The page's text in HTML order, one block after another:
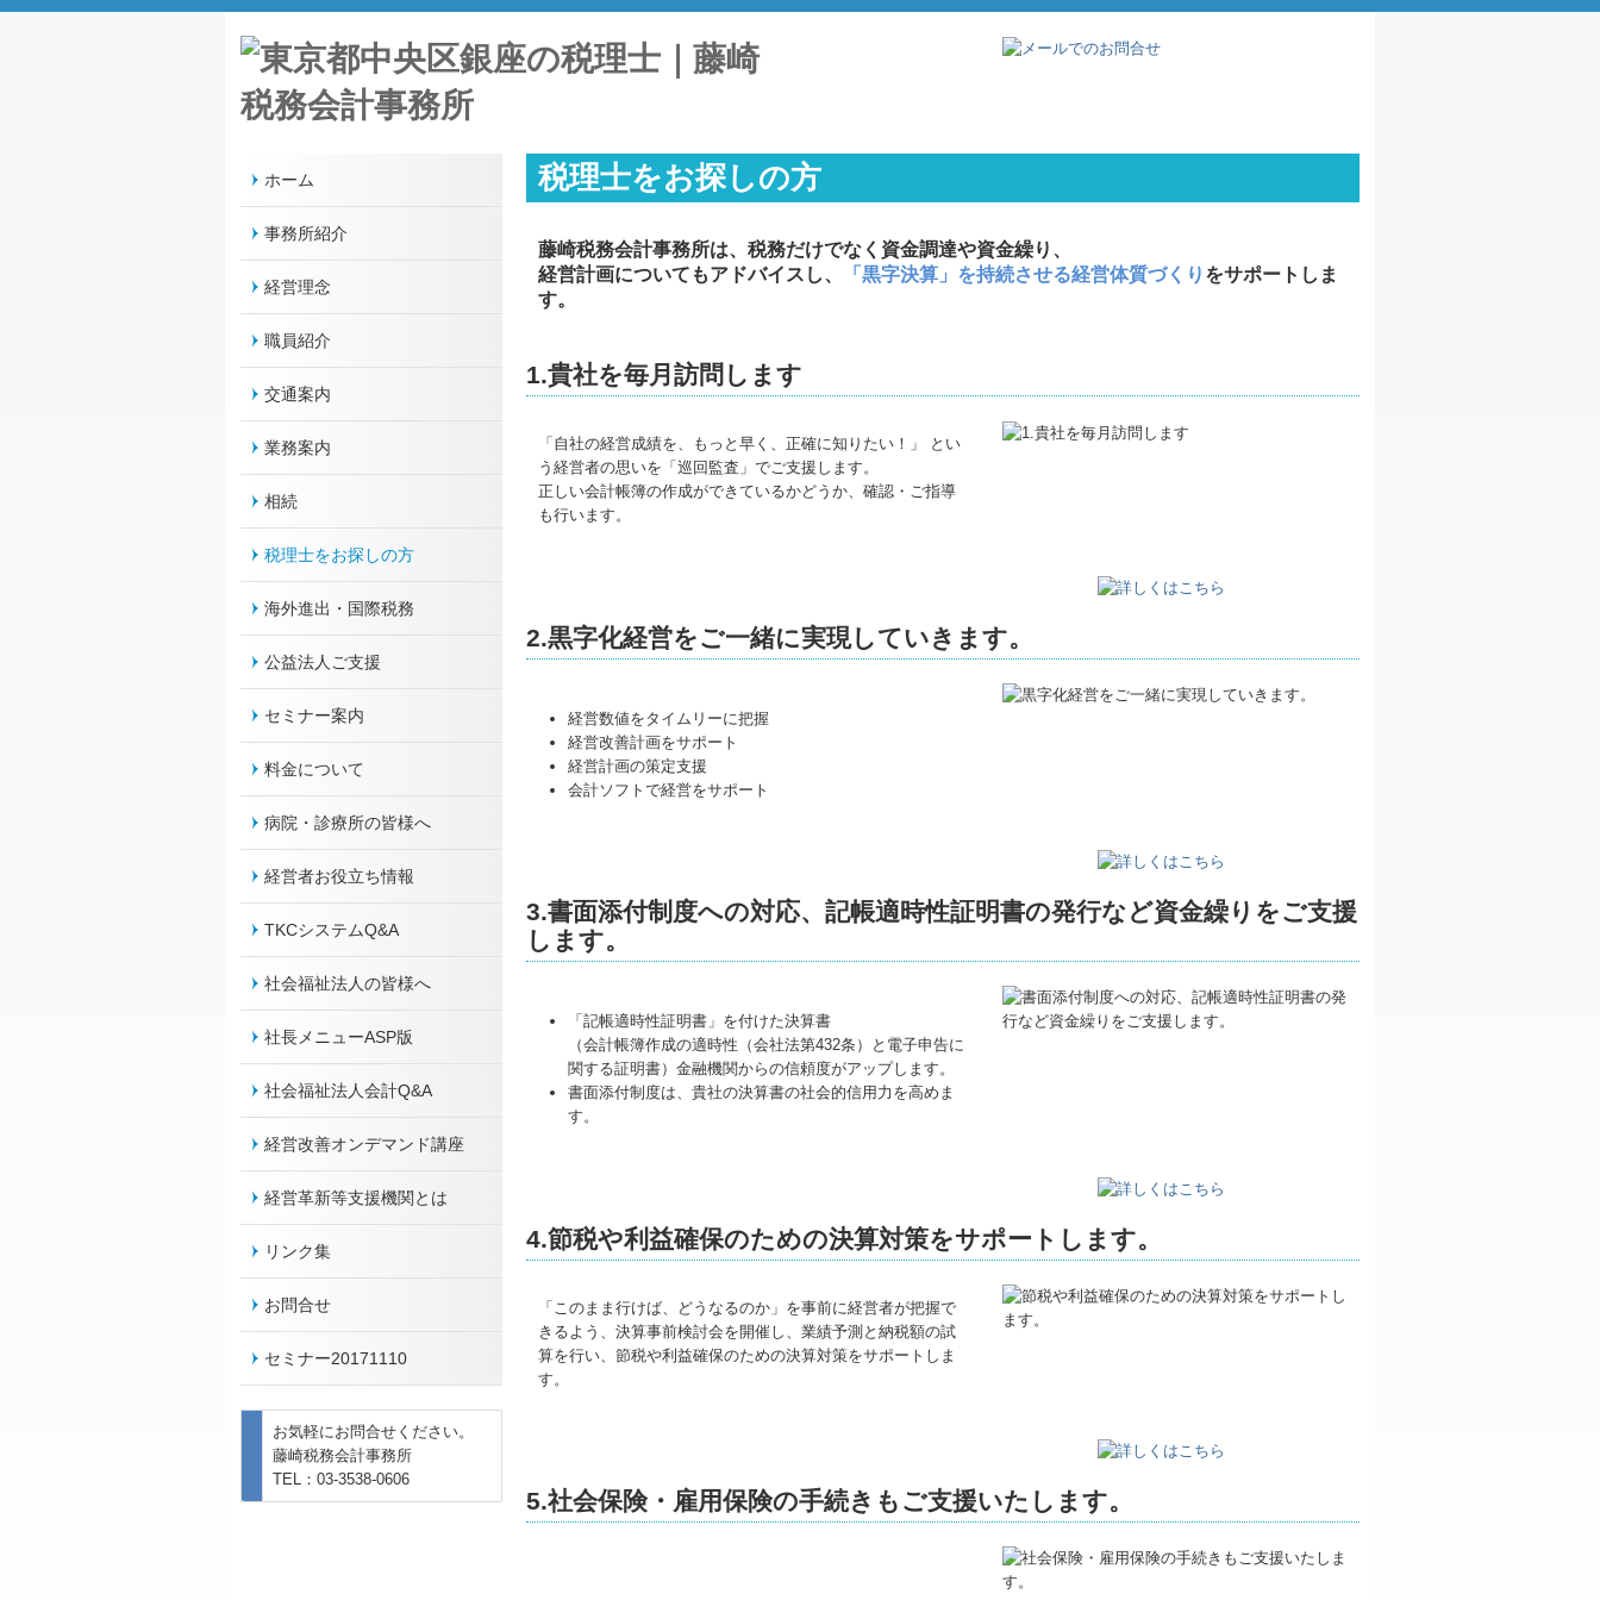
ホーム
事務所紹介
経営理念
職員紹介
交通案内
業務案内
相続
税理士をお探しの方
海外進出・国際税務
公益法人ご支援
セミナー案内
料金について
病院・診療所の皆様へ
経営者お役立ち情報
TKCシステムQ&A
社会福祉法人の皆様へ
社長メニューASP版
社会福祉法人会計Q&A
経営改善オンデマンド講座
経営革新等支援機関とは
リンク集
お問合せ
セミナー20171110
お気軽にお問合せください。
藤崎税務会計事務所
TEL：03-3538-0606
税理士をお探しの方
藤崎税務会計事務所は、税務だけでなく資金調達や資金繰り、
経営計画についてもアドバイスし、
「黒字決算」を持続させる経営体質づくり をサポートしま
す。
1.貴社を毎月訪問します
「自社の経営成績を、もっと早く、正確に知りたい！」 とい
う経営者の思いを「巡回監査」でご支援します。
正しい会計帳簿の作成ができているかどうか、確認・ご指導
も行います。
2.黒字化経営をご一緒に実現していきます。
経営数値をタイムリーに把握
経営改善計画をサポート
経営計画の策定支援
会計ソフトで経営をサポート
3.書面添付制度への対応、記帳適時性証明書の発行など資金繰りをご支援
します。
「記帳適時性証明書」を付けた決算書
（会計帳簿作成の適時性（会社法第432条）と電子申告に
関する証明書）金融機関からの信頼度がアップします。
書面添付制度は、貴社の決算書の社会的信用力を高めま
す。
4.節税や利益確保のための決算対策をサポートします。
「このまま行けば、どうなるのか」を事前に経営者が把握で
きるよう、決算事前検討会を開催し、業績予測と納税額の試
算を行い、節税や利益確保のための決算対策をサポートしま
す。
5.社会保険・雇用保険の手続きもご支援いたします。